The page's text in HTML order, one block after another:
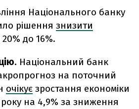
Національного банку
рішення знизити
20% до 16%.
Національний банк
на поточний
очікує зростання економіки
на 4,9% за зниження